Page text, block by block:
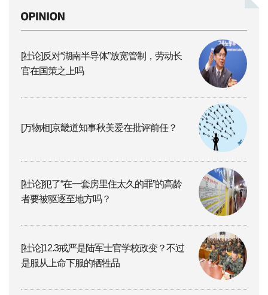
[社论]反对“湖南半导体”放宽管制，劳动长
官在国策之上吗
[万物相]京畿道知事秋美爱在批评前任？
[社论]犯了“在一套房里住太久的罪”的高龄
者要被驱逐至地方吗？
[社论]12.3戒严是陆军士官学校政变？不过
是服从上命下服的牺牲品